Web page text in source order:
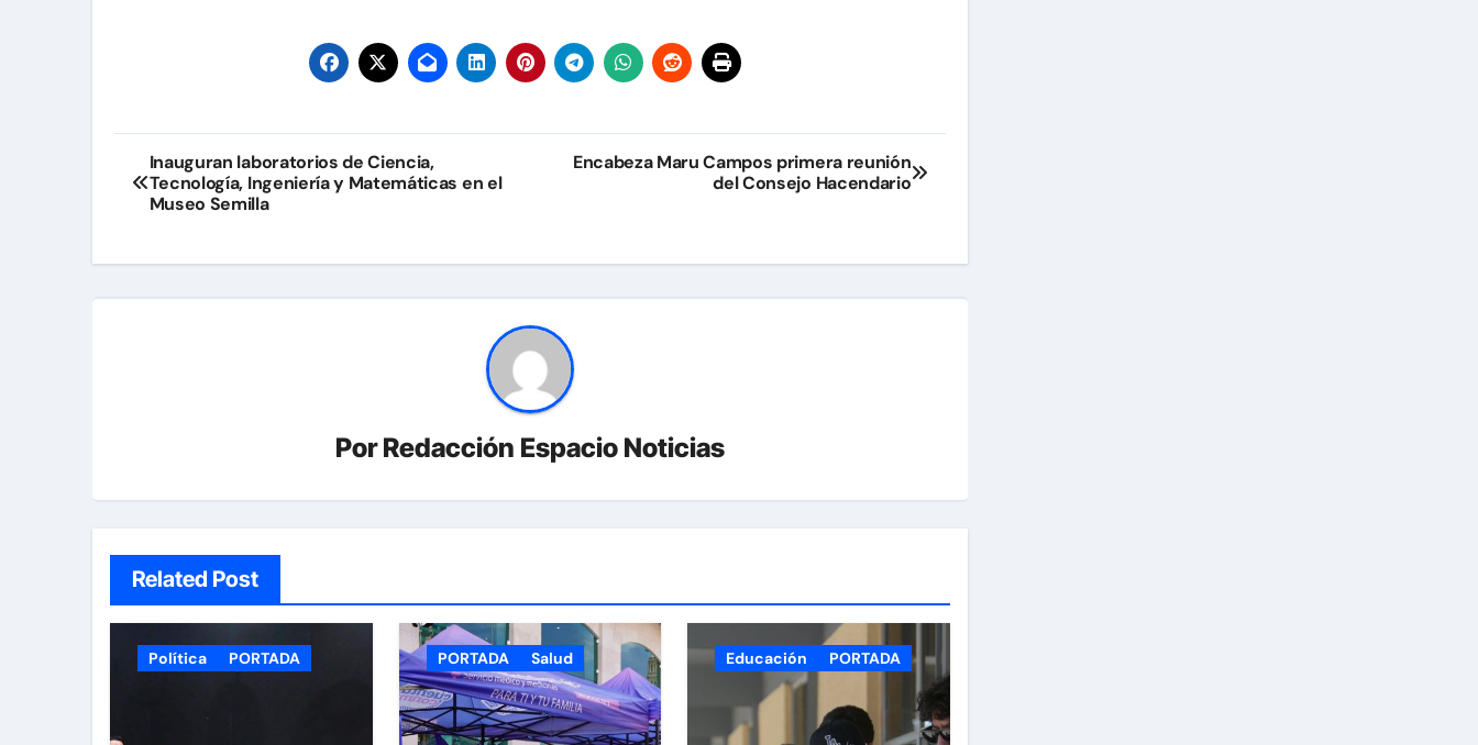
Navegación
de
Inauguran laboratorios de Ciencia,
Tecnología, Ingeniería y Matemáticas en el
Museo Semilla
Encabeza Maru Campos primera reunión
del Consejo Hacendario
PorRedacción Espacio Noticias
Related Post
Política PORTADA PORTADA Salud Educación PORTADA